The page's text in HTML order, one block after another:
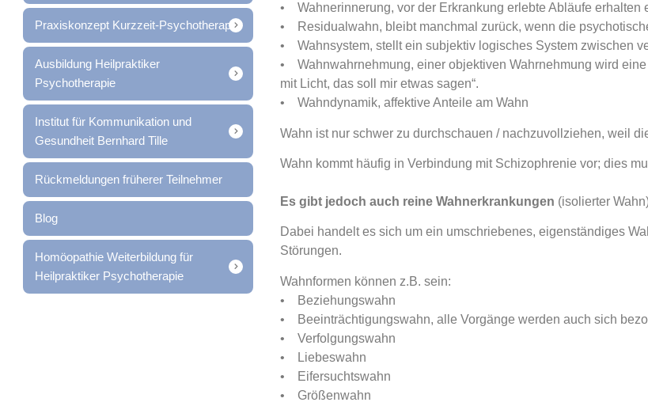
Praxiskonzept Kurzzeit-Psychotherapie
Ausbildung Heilpraktiker
Psychotherapie
Institut für Kommunikation und
Gesundheit Bernhard Tille
Rückmeldungen früherer Teilnehmer
Blog
Homöopathie Weiterbildung für
Heilpraktiker Psychotherapie
• Wahnerinnerung, vor der Erkrankung erlebte Abläufe erhalten
• Residualwahn, bleibt manchmal zurück, wenn die
• Wahnsystem, stellt ein subjektiv logisches System zwischen
• Wahnwahrnehmung, einer objektiven Wahrnehmung wird
mit Licht, das soll mir etwas sagen“.
• Wahndynamik, affektive Anteile am Wahn
Wahn ist nur schwer zu durchschauen / nachzuvollziehen, weil
Wahn kommt häufig in Verbindung mit Schizophrenie vor; dies
Es gibt jedoch auch reine Wahnerkrankungen (isolierter
Dabei handelt es sich um ein umschriebenes, eigenständiges
Störungen.
Wahnformen können z.B. sein:
• Beziehungswahn
• Beeinträchtigungswahn, alle Vorgänge werden auch sich
• Verfolgungswahn
• Liebeswahn
• Eifersuchtswahn
• Größenwahn